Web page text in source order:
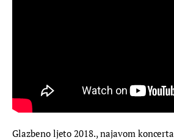
Glazbeno ljeto 2018., najavom